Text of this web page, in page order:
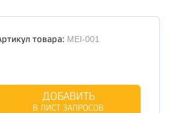
товара: MEI-001
ДОБАВИТЬ
В ЛИСТ ЗАПРОСОВ